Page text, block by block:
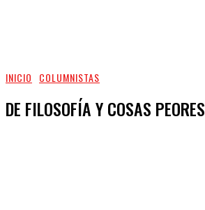
INICIO COLUMNISTAS
DE FILOSOFÍA Y COSAS PEORES